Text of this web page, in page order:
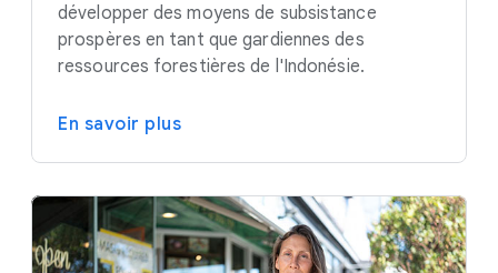
développer des moyens de subsistance
prospères en tant que gardiennes des
ressources forestières de l'Indonésie.
En savoir plus